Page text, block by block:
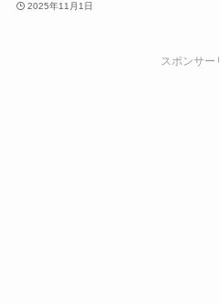
2025年11月1日
スポンサー